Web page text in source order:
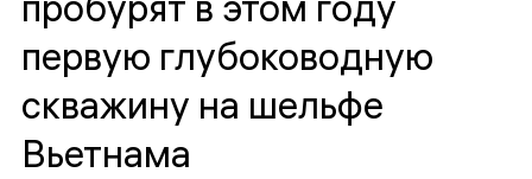
первую глубоководную
скважину на шельфе
Вьетнама